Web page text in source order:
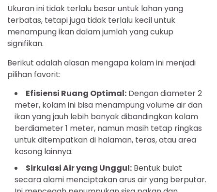
Ukuran ini tidak terlalu besar untuk lahan yang
terbatas, tetapi juga tidak terlalu kecil untuk
menampung ikan dalam jumlah yang cukup
signifikan.
Berikut adalah alasan mengapa kolam ini menjadi
pilihan favorit:
Efisiensi Ruang Optimal: Dengan diameter 2
meter, kolam ini bisa menampung volume air dan
ikan yang jauh lebih banyak dibandingkan kolam
berdiameter 1 meter, namun masih tetap ringkas
untuk ditempatkan di halaman, teras, atau area
kosong lainnya.
Sirkulasi Air yang Unggul: Bentuk bulat
secara alami menciptakan arus air yang berputar.